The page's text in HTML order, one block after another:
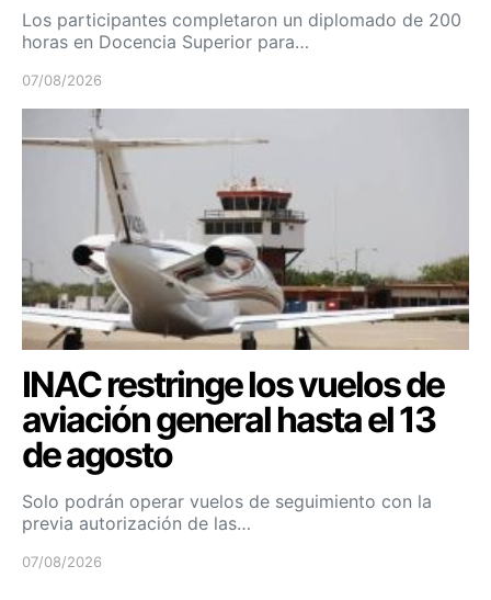
Los participantes completaron un diplomado de 200
horas en Docencia Superior para…
07/08/2026
INAC restringe los vuelos de
aviación general hasta el 13
de agosto
Solo podrán operar vuelos de seguimiento con la
previa autorización de las…
07/08/2026